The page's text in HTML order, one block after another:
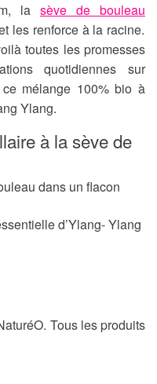
la sève de bouleau
les renforce à la racine.
toutes les promesses
quotidiennes sur
mélange 100% bio à
Ylang.
à la sève de
dans un flacon
d’Ylang- Ylang
Tous les produits